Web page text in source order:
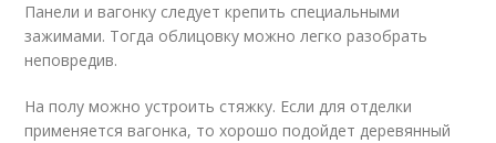
Панели и вагонку следует крепить специальными
зажимами. Тогда облицовку можно легко разобрать
неповредив.
На полу можно устроить стяжку. Если для отделки
применяется вагонка, то хорошо подойдет деревянный